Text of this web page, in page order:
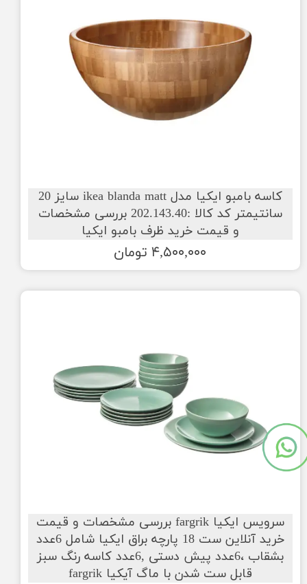
کاسه بامبو ایکیا مدل ikea blanda matt سایز 20
سانتیمتر کد کالا :202.143.40 بررسی مشخصات
و قیمت خرید ظرف بامبو ایکیا
۴,۵۰۰,۰۰۰ تومان
سرویس ایکیا fargrik بررسی مشخصات و قیمت
خرید آنلاین ست 18 پارچه براق ایکیا شامل 6عدد
بشقاب ،6عدد پیش دستی ,6عدد کاسه رنگ سبز
قابل ست شدن با ماگ آیکیا fargrik